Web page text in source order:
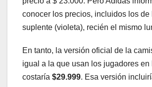
conocer los precios, incluidos los de
suplente (violeta), recién el mismo
En tanto, la versión oficial de la
igual a la que usan los jugadores en
costaría $29.999. Esa versión